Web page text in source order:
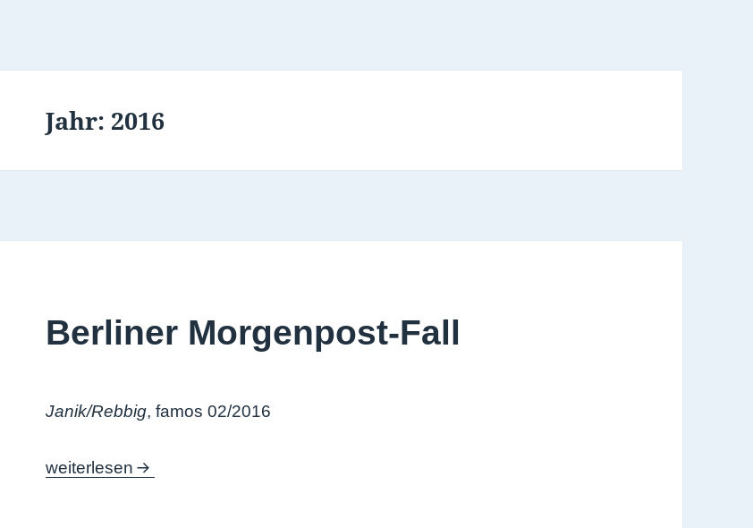
Jahr: 2016
Berliner Morgenpost-Fall
Janik/Rebbig, famos 02/2016
Berliner Morgenpost-Fall
weiterlesen